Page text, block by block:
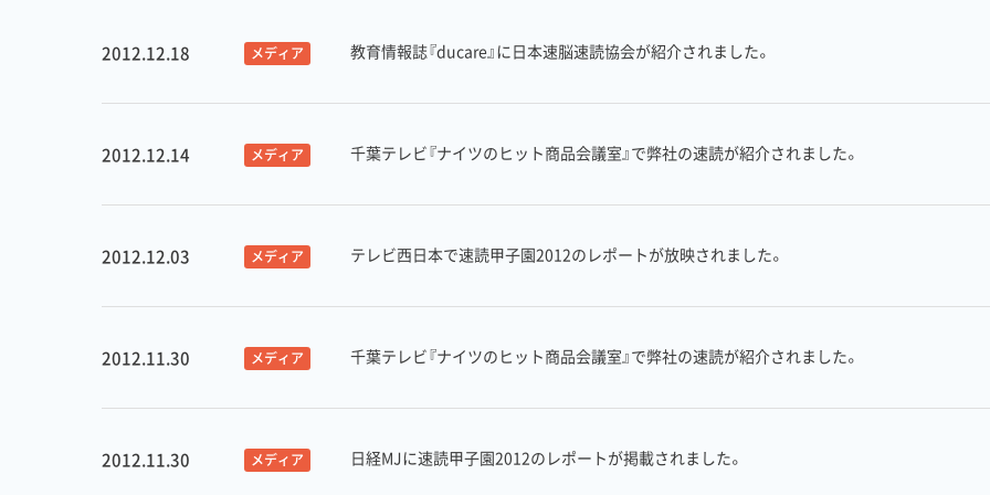
2012.12.18 メディア 教育情報誌『ducare』に日本速脳速読協会が紹介されました。
2012.12.14 メディア 千葉テレビ『ナイツのヒット商品会議室』で弊社の速読が紹介されました。
2012.12.03 メディア テレビ西日本で速読甲子園2012のレポートが放映されました。
2012.11.30 メディア 千葉テレビ『ナイツのヒット商品会議室』で弊社の速読が紹介されました。
2012.11.30 メディア 日経MJに速読甲子園2012のレポートが掲載されました。